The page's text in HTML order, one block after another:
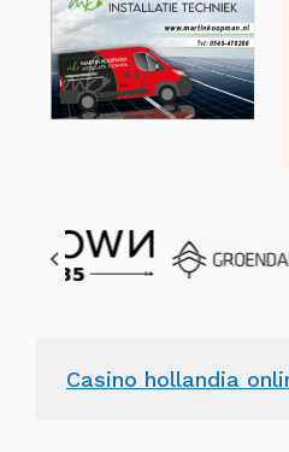
Casino hollandia